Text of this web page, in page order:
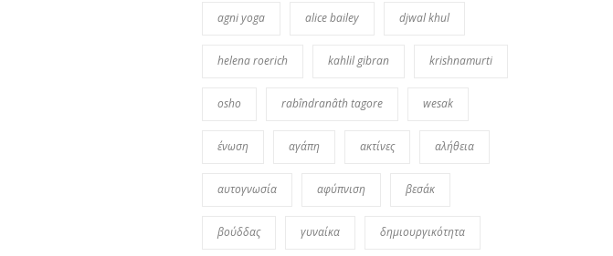
agni yoga alice bailey djwal khul
helena roerich kahlil gibran krishnamurti
osho rabîndranâth tagore wesak
ένωση αγάπη ακτίνες αλήθεια
αυτογνωσία αφύπνιση βεσάκ
βούδδας γυναίκα δημιουργικότητα